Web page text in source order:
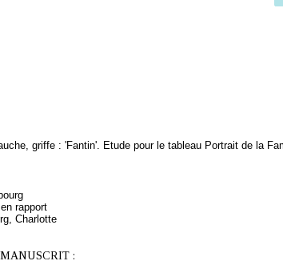
griffe : 'Fantin'. Etude pour le tableau Portrait de la
rapport
Charlotte
: